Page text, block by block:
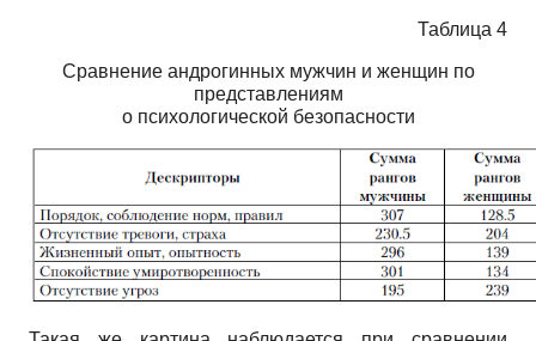
Таблица 4
Сравнение андрогинных мужчин и женщин по
представлениям
о психологической безопасности